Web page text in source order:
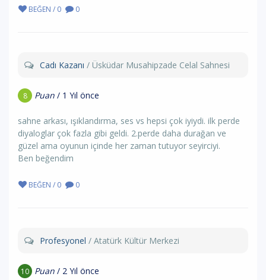
BEĞEN / 0 0
Cadı Kazanı / Üsküdar Musahipzade Celal Sahnesi
8 Puan / 1 Yıl önce
sahne arkası, ışıklandırma, ses vs hepsi çok iyiydi. ilk perde
diyaloglar çok fazla gibi geldi. 2.perde daha durağan ve
güzel ama oyunun içinde her zaman tutuyor seyirciyi.
Ben beğendim
BEĞEN / 0 0
Profesyonel / Atatürk Kültür Merkezi
10 Puan / 2 Yıl önce